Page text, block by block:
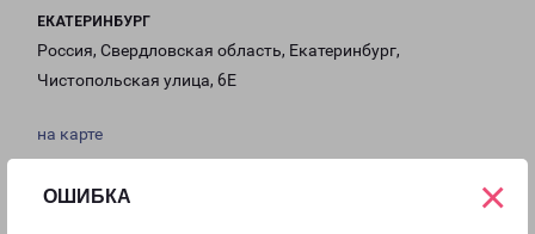
ОШИБКА ×
ЕКАТЕРИНБУРГ
Россия, Свердловская область, Екатеринбург,
Чистопольская улица, 6Е
на карте
ТЕЛЕФОН